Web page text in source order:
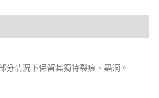
情況下保留其獨特裂痕、蟲洞。